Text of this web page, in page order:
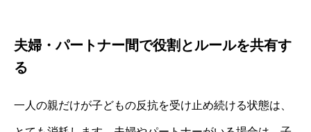
夫婦・パートナー間で役割とルールを共有す
る
一人の親だけが子どもの反抗を受け止め続ける状態は、